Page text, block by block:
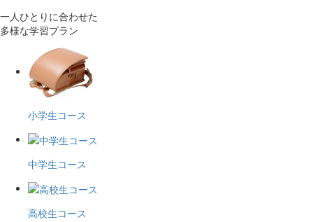
一人ひとりに合わせた
多様な学習プラン
小学生コース
中学生コース
高校生コース